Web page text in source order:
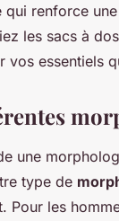
qui renforce
les sacs à
vos essentiels
une
type de
Pour les